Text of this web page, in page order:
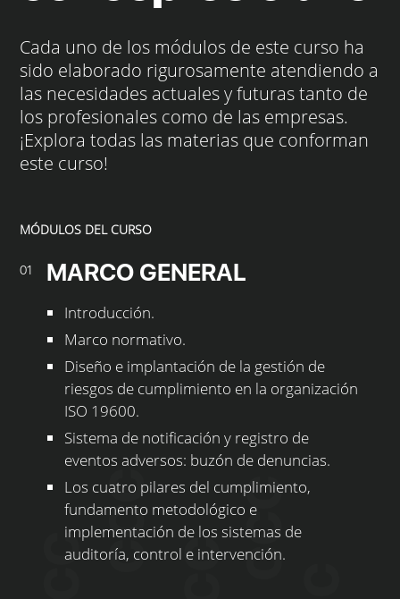
Cada uno de los módulos de este curso ha
sido elaborado rigurosamente atendiendo a
las necesidades actuales y futuras tanto de
los profesionales como de las empresas.
¡Explora todas las materias que conforman
este curso!
MÓDULOS DEL CURSO
01 MARCO GENERAL
Introducción.
Marco normativo.
Diseño e implantación de la gestión de
riesgos de cumplimiento en la organización
ISO 19600.
Sistema de notificación y registro de
eventos adversos: buzón de denuncias.
Los cuatro pilares del cumplimiento,
fundamento metodológico e
implementación de los sistemas de
auditoría, control e intervención.